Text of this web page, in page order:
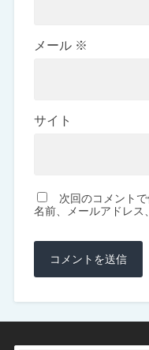
メール ※
サイト
次回のコメント
名前、メールアドレス